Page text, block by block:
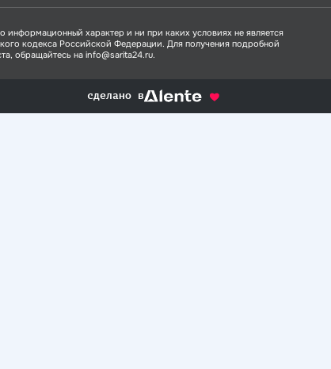
характер и ни при каких условиях не является
кодекса Российской Федерации. Для получения подробной
обращайтесь на info@sarita24.ru.
сделано в alente